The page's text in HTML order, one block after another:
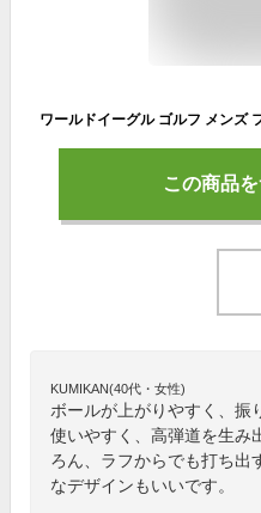
この商品
KUMIKAN(40代・女性)
ボールが上がりやすく、振
使いやすく、高弾道を生み
ろん、ラフからでも打ち出
なデザインもいいです。